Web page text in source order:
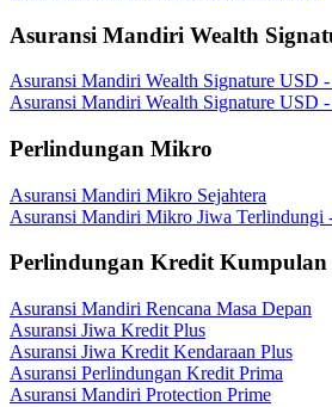
Asuransi Mandiri Wealth
Asuransi Mandiri Wealth Signature USD
Asuransi Mandiri Wealth Signature USD
Perlindungan Mikro
Asuransi Mandiri Mikro Sejahtera
Asuransi Mandiri Mikro Jiwa Terlindungi
Perlindungan Kredit Kumpulan
Asuransi Mandiri Rencana Masa Depan
Asuransi Jiwa Kredit Plus
Asuransi Jiwa Kredit Kendaraan Plus
Asuransi Perlindungan Kredit Prima
Asuransi Mandiri Protection Prime